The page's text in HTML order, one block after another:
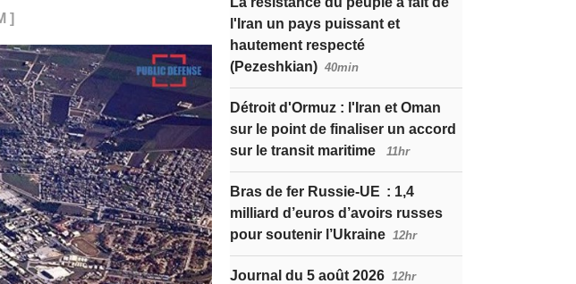
]
l'Iran un pays puissant et
hautement respecté
(Pezeshkian) 40min
Détroit d'Ormuz : l'Iran et Oman
sur le point de finaliser un accord
sur le transit maritime
11hr
Bras de fer Russie-UE : 1,4
milliard d’euros d’avoirs russes
pour soutenir l’Ukraine 12hr
Journal du 5 août 2026 12hr